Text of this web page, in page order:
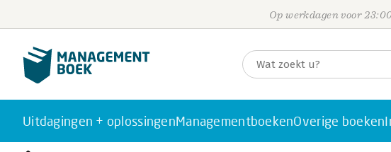
Op werkdagen voor
Uitdagingen + oplossingenManagementboekenOverige boeken